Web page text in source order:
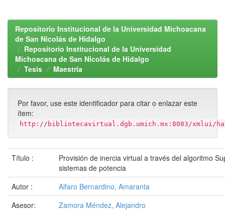
Repositorio Institucional de la Universidad Michoacana
de San Nicolás de Hidalgo
Repositorio Institucional de la Universidad
Michoacana de San Nicolás de Hidalgo
Tesis
Maestría
Por favor, use este identificador para citar o enlazar este
ítem:
http://bibliotecavirtual.dgb.umich.mx:8083/xmlui/
Título :
Provisión de inercia virtual a través del algoritmo
sistemas de potencia
Autor :
Alfaro Bernardino, Amaranta
Asesor:
Zamora Méndez, Alejandro